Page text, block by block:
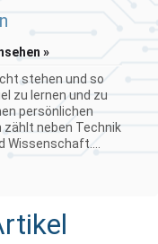
»
stehen und so
zu lernen und zu
persönlichen
neben Technik
Wissenschaft....